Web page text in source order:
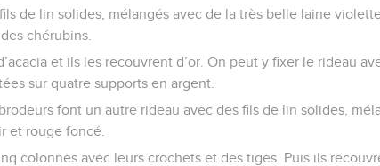
de lin solides, mélangés avec de la très belle laine
chérubins.
et ils les recouvrent d’or. On peut y fixer le rideau
sur quatre supports en argent.
font un autre rideau avec des fils de lin solides,
et rouge foncé.
colonnes avec leurs crochets et des tiges. Puis ils